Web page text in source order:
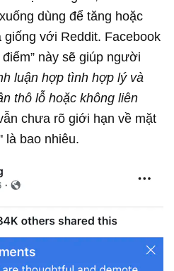
dùng để tăng hoặc
giống với Reddit. Facebook
này sẽ giúp người
luận hợp tình hợp lý và
thô lỗ hoặc không liên
chưa rõ giới hạn về mặt
là bao nhiêu.